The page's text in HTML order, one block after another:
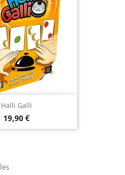
Halli Galli
Prix
19,90 €